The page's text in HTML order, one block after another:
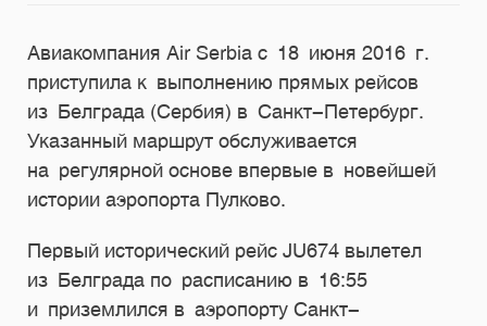
Авиакомпания Air Serbia с 18 июня 2016 г.
приступила к выполнению прямых рейсов
из Белграда (Сербия) в Санкт-Петербург.
Указанный маршрут обслуживается
на регулярной основе впервые в новейшей
истории аэропорта Пулково.
Первый исторический рейс JU674 вылетел
из Белграда по расписанию в 16:55
и приземлился в аэропорту Санкт-